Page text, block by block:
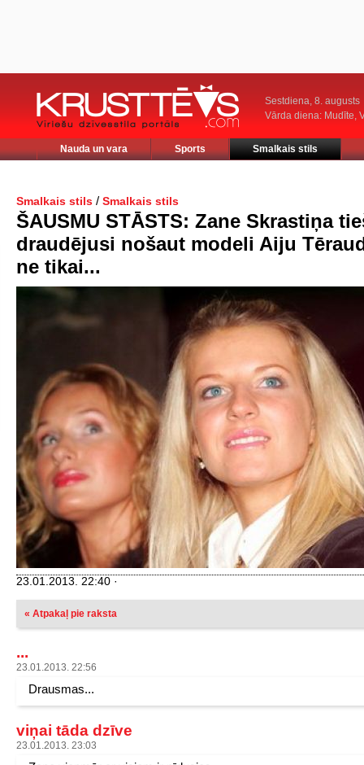
Sestdiena, 8. augusts
Vārda diena: Mudīte,
Nauda un vara Sports Smalkais stils
Smalkais stils / Smalkais stils
ŠAUSMU STĀSTS: Zane Skrastiņa
draudējusi nošaut modeli Aiju
ne tikai...
23.01.2013. 22:40 ·
« Atpakaļ pie raksta
...
23.01.2013. 22:56
Drausmas...
viņai tāda dzīve
23.01.2013. 23:03